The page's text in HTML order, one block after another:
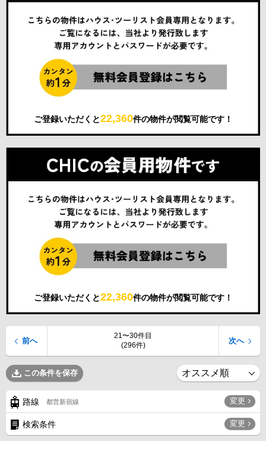
ご登録いただくと22,360件の物件が閲覧可能です！
ご登録いただくと22,360件の物件が閲覧可能です！
21〜30件目
(296件)
前へ 次へ
この条件を保存
路線 都営新宿線 変更
検索条件 変更